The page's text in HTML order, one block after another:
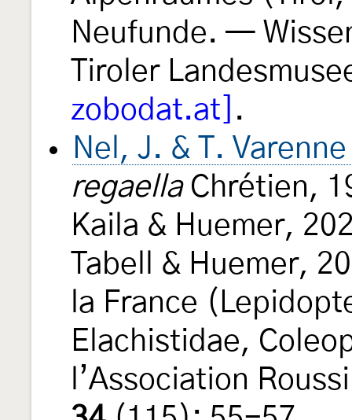
Neufunde. —
Tiroler
zobodat.at] .
Nel, J. & T.
regaellaChrétien,
Kaila & Huemer,
Tabell & Huemer,
la France
Elachistidae,
l’Association